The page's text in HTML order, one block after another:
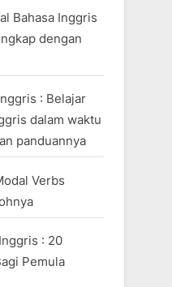
Bahasa Inggris
dengan
: Belajar
dalam waktu
panduannya
Verbs
: 20
Pemula